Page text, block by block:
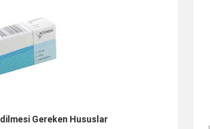
Gereken Hususlar